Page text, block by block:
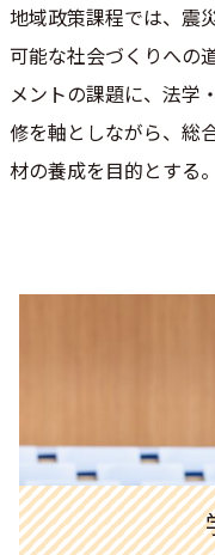
地域政策課程では、震
可能な社会づくりへの
メントの課題に、法学
修を軸としながら、総
材の養成を目的とする。